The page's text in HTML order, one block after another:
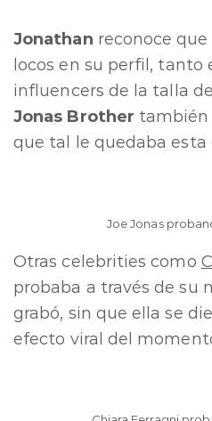
Jonathan reconoce
locos en su perfil, tanto
influencers de la talla de
Jonas Brother también
que tal le quedaba esta
Joe Jonas
Otras celebrities como
probaba a través de su
grabó, sin que ella se
efecto viral del